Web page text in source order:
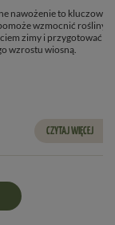
nawożenie to kluczowy
wzmocnić rośliny przed
zimy i przygotować je
bujnego wzrostu wiosną.
CZYTAJ WIĘCEJ